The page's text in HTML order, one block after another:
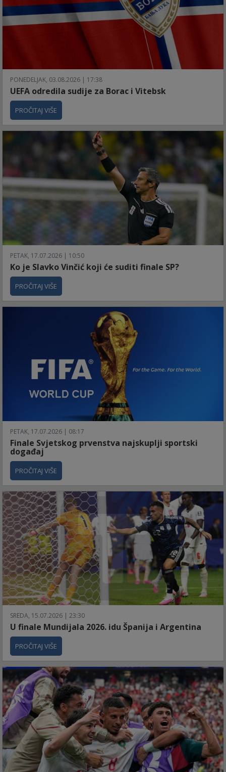
PONEDELJAK, 03.08.2026 | 17:38
UEFA odredila sudije za Borac i Vitebsk
PROČITAJ VIŠE
PETAK, 17.07.2026 | 10:50
Ko je Slavko Vinčić koji će suditi finale SP?
PROČITAJ VIŠE
PETAK, 17.07.2026 | 08:17
Finale Svjetskog prvenstva najskuplji sportski
događaj
PROČITAJ VIŠE
SREDA, 15.07.2026 | 23:30
U finale Mundijala 2026. idu Španija i Argentina
PROČITAJ VIŠE